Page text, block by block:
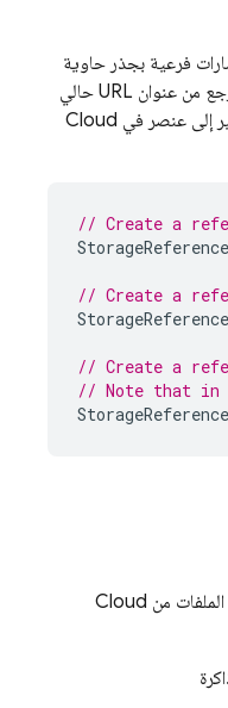
فرعية بجذر حاوية
، أو يمكنك إنشاء مرجع من عنوان URL حالي
إلى عنصر في Cloud
// Create a
StorageReference
// Create a
StorageReference
// Create a
// Note that in
StorageReference
من Cloud